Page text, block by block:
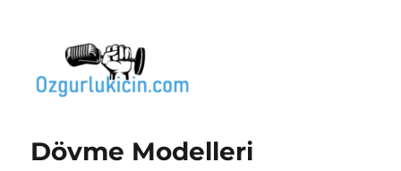
Dövme Modelleri